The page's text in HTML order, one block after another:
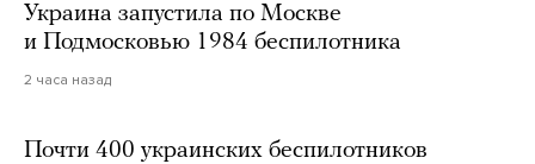
Украина запустила по Москве
и Подмосковью 1984 беспилотника
2 часа назад
Почти 400 украинских беспилотников